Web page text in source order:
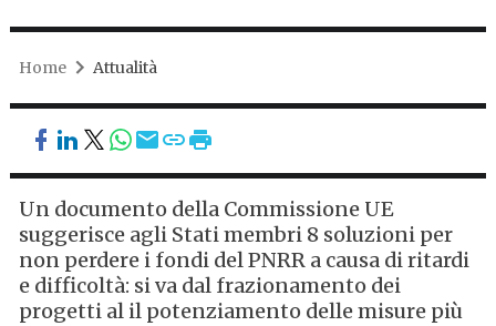
Home Attualità
Un documento della Commissione UE
suggerisce agli Stati membri 8 soluzioni per
non perdere i fondi del PNRR a causa di ritardi
e difficoltà: si va dal frazionamento dei
progetti al il potenziamento delle misure più